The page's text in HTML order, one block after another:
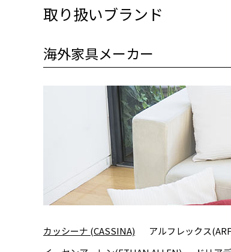
取り扱いブランド
海外家具メーカー
カッシーナ (CASSINA) アルフレックス